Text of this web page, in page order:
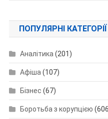
ПОПУЛЯРНІ КАТЕГОРІЇ
Аналітика(201)
Афіша(107)
Бізнес (67)
Боротьба з корупцією